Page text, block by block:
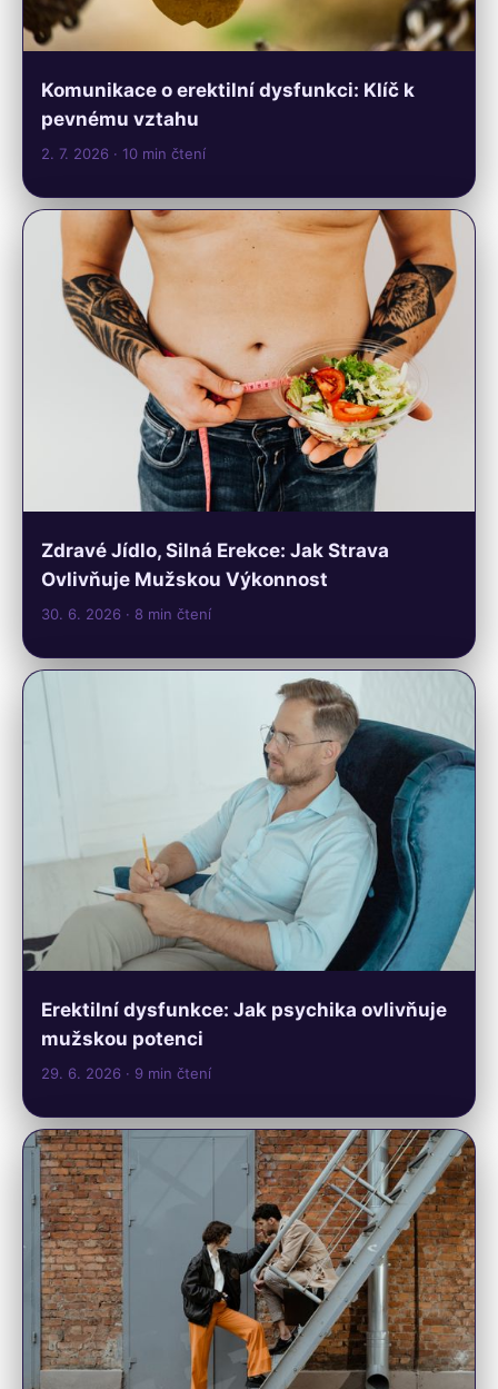
Komunikace o erektilní dysfunkci: Klíč k
pevnému vztahu
2. 7. 2026 · 10 min čtení
Zdravé Jídlo, Silná Erekce: Jak Strava
Ovlivňuje Mužskou Výkonnost
30. 6. 2026 · 8 min čtení
Erektilní dysfunkce: Jak psychika ovlivňuje
mužskou potenci
29. 6. 2026 · 9 min čtení